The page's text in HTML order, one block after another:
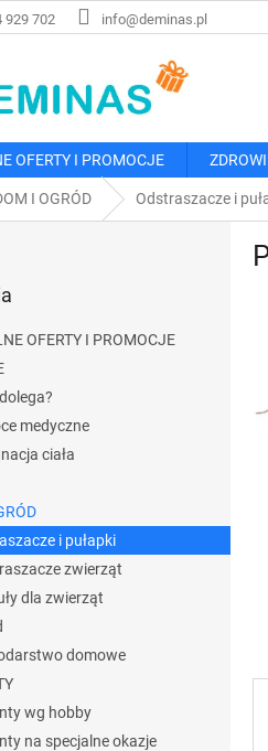
929 702 info@deminas.pl
OFERTY I PROMOCJE
I OGRÓD Odstraszacze i
OFERTY I PROMOCJE
medyczne
ciała
i pułapki
zwierząt
dla zwierząt
domowe
wg hobby
na specjalne okazje